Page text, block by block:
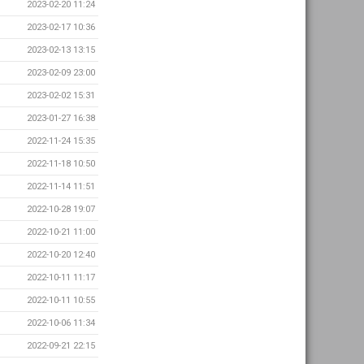
2023-02-20 11:24
2023-02-17 10:36
2023-02-13 13:15
2023-02-09 23:00
2023-02-02 15:31
2023-01-27 16:38
2022-11-24 15:35
2022-11-18 10:50
2022-11-14 11:51
2022-10-28 19:07
2022-10-21 11:00
2022-10-20 12:40
2022-10-11 11:17
2022-10-11 10:55
2022-10-06 11:34
2022-09-21 22:15